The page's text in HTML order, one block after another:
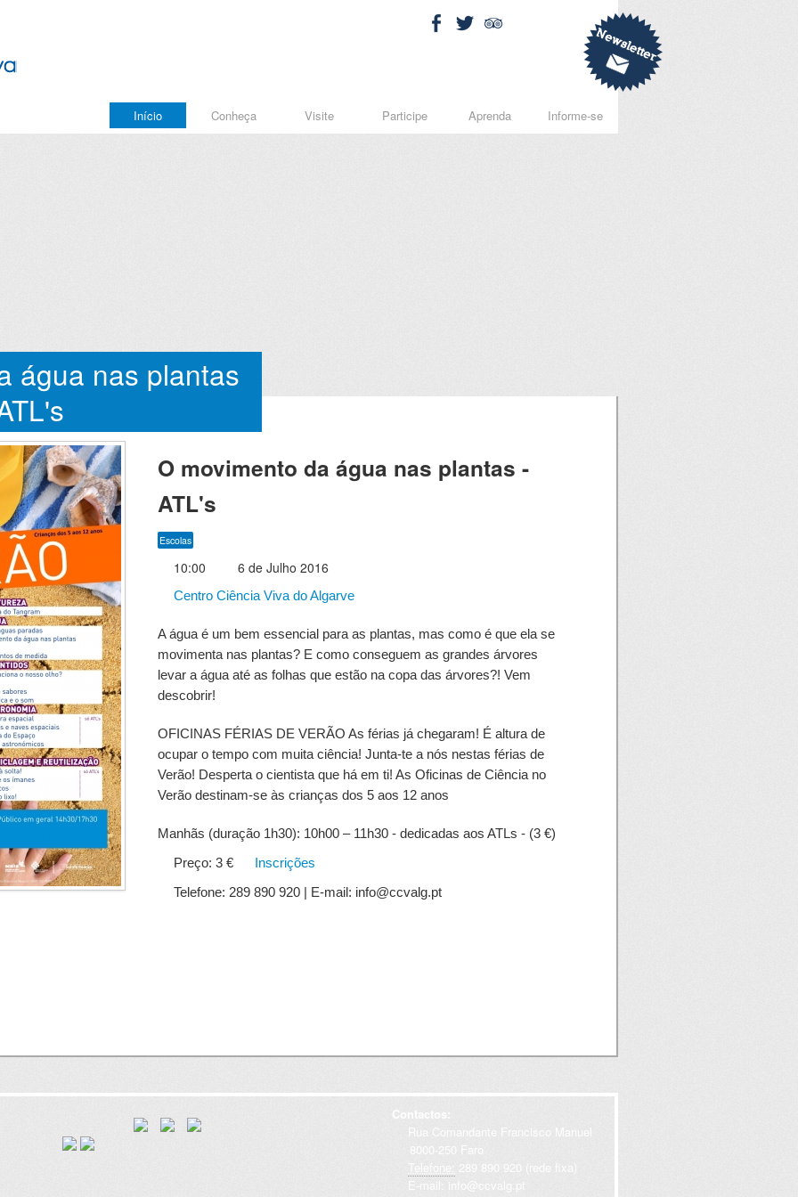
Início Conheça Visite Participe Aprenda Informe-se
água nas plantas
O movimento da água nas plantas -
ATL's
Escolas
10:00 6 de Julho 2016
Centro Ciência Viva do Algarve
A água é um bem essencial para as plantas, mas como é que ela se
movimenta nas plantas? E como conseguem as grandes árvores
levar a água até as folhas que estão na copa das árvores?! Vem
descobrir!
OFICINAS FÉRIAS DE VERÃO As férias já chegaram! É altura de
ocupar o tempo com muita ciência! Junta-te a nós nestas férias de
Verão! Desperta o cientista que há em ti! As Oficinas de Ciência no
Verão destinam-se às crianças dos 5 aos 12 anos
Manhãs (duração 1h30): 10h00 – 11h30 - dedicadas aos ATLs - (3 €)
Preço: 3 €
Inscrições
Telefone: 289 890 920 | E-mail: info@ccvalg.pt
Contactos:
Rua Comandante Francisco Manuel
8000-250 Faro
Telefone: 289 890 920 (rede fixa)
E-mail: info@ccvalg.pt